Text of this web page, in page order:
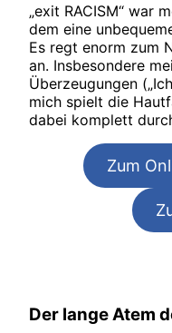
„exit RACISM“ war
dem eine
Es regt enorm zum
an. Insbesondere
Überzeugungen
mich spielt die
dabei komplett
Zum
Der lange Atem